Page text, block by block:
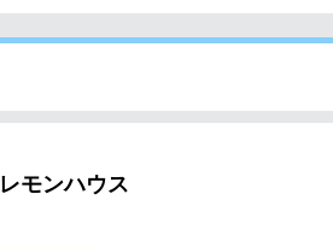
レモンハウス